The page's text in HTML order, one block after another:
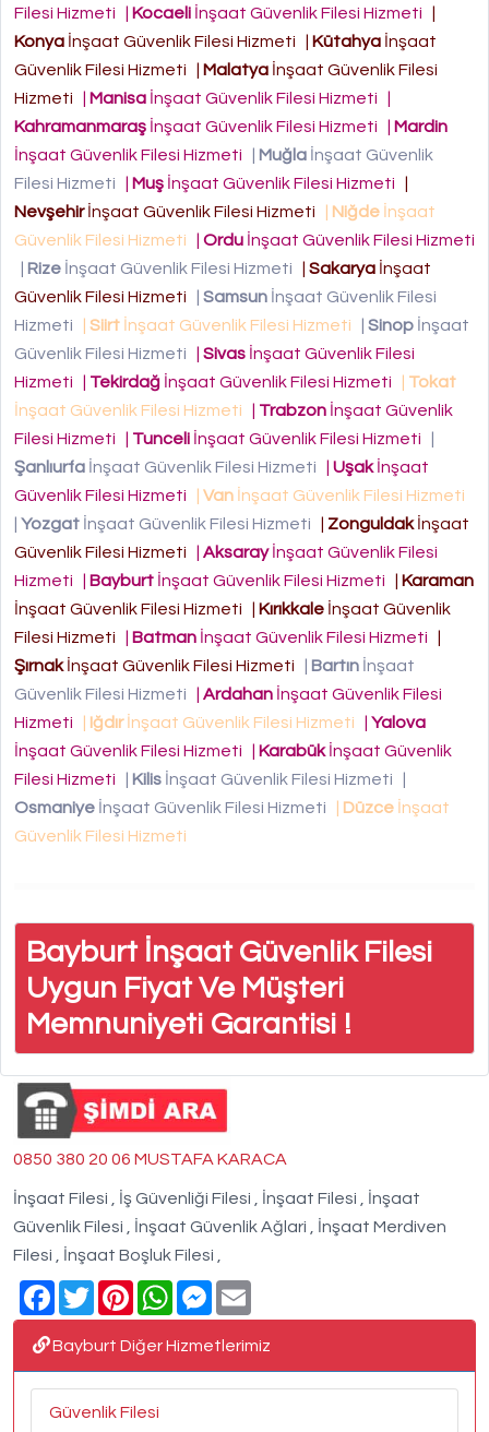
Filesi Hizmeti | Kocaeli İnşaat Güvenlik Filesi Hizmeti
|
Konya İnşaat Güvenlik Filesi Hizmeti | Kütahya İnşaat
Güvenlik Filesi Hizmeti
| Malatya İnşaat Güvenlik Filesi
Hizmeti
| Manisa İnşaat Güvenlik Filesi Hizmeti
|
Kahramanmaraş İnşaat Güvenlik Filesi Hizmeti | Mardin
İnşaat Güvenlik Filesi Hizmeti
| Muğla İnşaat Güvenlik
Filesi Hizmeti
| Muş İnşaat Güvenlik Filesi Hizmeti
|
Nevşehirİnşaat Güvenlik Filesi Hizmeti | Niğde İnşaat
Güvenlik Filesi Hizmeti
| Ordu İnşaat Güvenlik Filesi Hizmeti
| Rize İnşaat Güvenlik Filesi Hizmeti | Sakarya İnşaat
Güvenlik Filesi Hizmeti
| Samsun İnşaat Güvenlik Filesi
Hizmeti
| Siirt İnşaat Güvenlik Filesi Hizmeti | Sinop İnşaat
Güvenlik Filesi Hizmeti
| Sivas İnşaat Güvenlik Filesi
Hizmeti
| Tekirdağ İnşaat Güvenlik Filesi Hizmeti | Tokat
İnşaat Güvenlik Filesi Hizmeti
| Trabzon İnşaat Güvenlik
Filesi Hizmeti
| Tunceli İnşaat Güvenlik Filesi Hizmeti
|
Şanlıurfa İnşaat Güvenlik Filesi Hizmeti | Uşakİnşaat
Güvenlik Filesi Hizmeti
| Van İnşaat Güvenlik Filesi Hizmeti
| Yozgat İnşaat Güvenlik Filesi Hizmeti | Zonguldakİnşaat
Güvenlik Filesi Hizmeti
| Aksarayİnşaat Güvenlik Filesi
Hizmeti
| Bayburt İnşaat Güvenlik Filesi Hizmeti | Karaman
İnşaat Güvenlik Filesi Hizmeti
| Kırıkkale İnşaat Güvenlik
Filesi Hizmeti
| Batman İnşaat Güvenlik Filesi Hizmeti
|
Şırnakİnşaat Güvenlik Filesi Hizmeti | Bartın İnşaat
Güvenlik Filesi Hizmeti
| Ardahan İnşaat Güvenlik Filesi
Hizmeti
| Iğdırİnşaat Güvenlik Filesi Hizmeti | Yalova
İnşaat Güvenlik Filesi Hizmeti
| Karabükİnşaat Güvenlik
Filesi Hizmeti
| Kilis İnşaat Güvenlik Filesi Hizmeti
|
Osmaniye İnşaat Güvenlik Filesi Hizmeti | Düzce İnşaat
Güvenlik Filesi Hizmeti
Bayburt İnşaat Güvenlik Filesi
Uygun Fiyat Ve Müşteri
Memnuniyeti Garantisi !
0850 380 20 06 MUSTAFA KARACA
İnşaat Filesi , İş Güvenliği Filesi , İnşaat Filesi , İnşaat
Güvenlik Filesi , İnşaat Güvenlik Ağlari , İnşaat Merdiven
Filesi , İnşaat Boşluk Filesi ,
Facebook
TwitterPinterestWhatsAppMessenger
Bayburt Diğer Hizmetlerimiz
Güvenlik Filesi